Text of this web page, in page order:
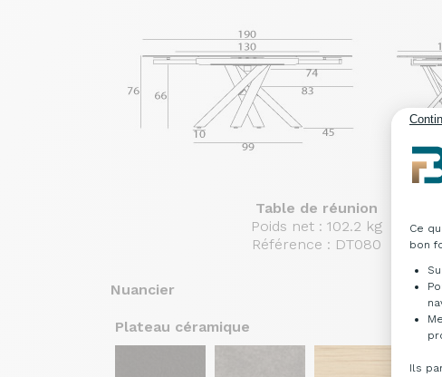
Ce
bon
Ils
Table de réunion
Poids net : 102.2 kg
Référence : DT080
Nuancier
Plateau céramique